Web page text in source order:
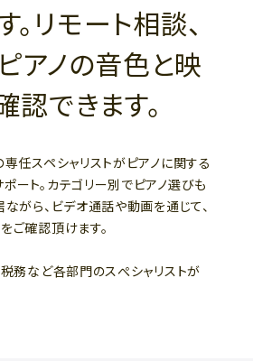
。リモート相談、
アノの音色と映
認できます。
専任スペシャリストがピアノに関する
ート。カテゴリー別でピアノ選びも
ながら、ビデオ通話や動画を通じて、
ご確認頂けます。
税務など各部門のスぺシャリストが